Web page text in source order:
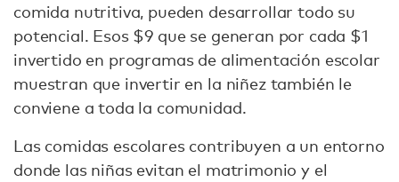
comida nutritiva, pueden desarrollar todo su
potencial. Esos $9 que se generan por cada $1
invertido en programas de alimentación escolar
muestran que invertir en la niñez también le
conviene a toda la comunidad.
Las comidas escolares contribuyen a un entorno
donde las niñas evitan el matrimonio y el